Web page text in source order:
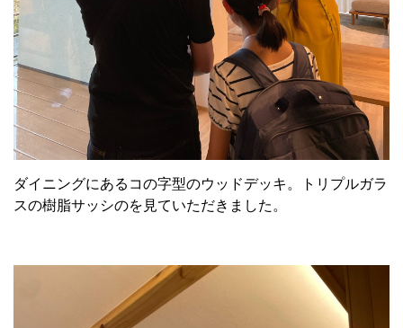
ダイニングにあるコの字型のウッドデッキ。トリプルガラ
スの樹脂サッシのを見ていただきました。